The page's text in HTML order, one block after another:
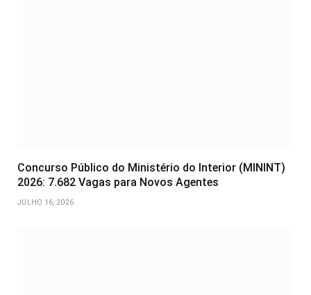
Concurso Público do Ministério do Interior (MININT)
2026: 7.682 Vagas para Novos Agentes
JULHO 16, 2026